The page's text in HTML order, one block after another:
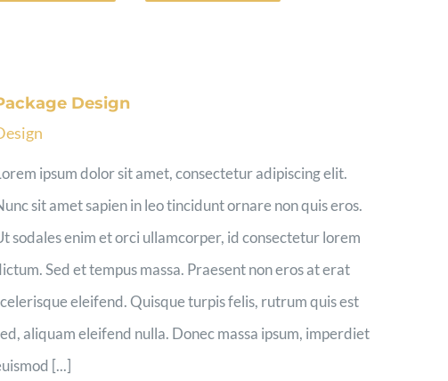
Design
ipsum dolor sit amet, consectetur adipiscing elit.
sit amet sapien in leo tincidunt ornare non quis eros.
sodales enim et orci ullamcorper, id consectetur lorem
Sed et tempus massa. Praesent non eros at erat
eleifend. Quisque turpis felis, rutrum quis est
aliquam eleifend nulla. Donec massa ipsum, imperdiet
[...]